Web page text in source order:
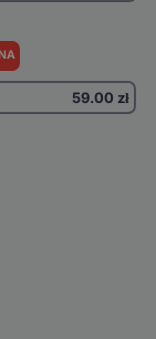
59.00 zł